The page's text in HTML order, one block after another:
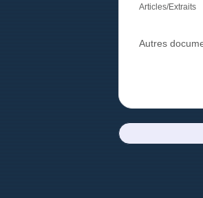
Articles/Extraits
Autres